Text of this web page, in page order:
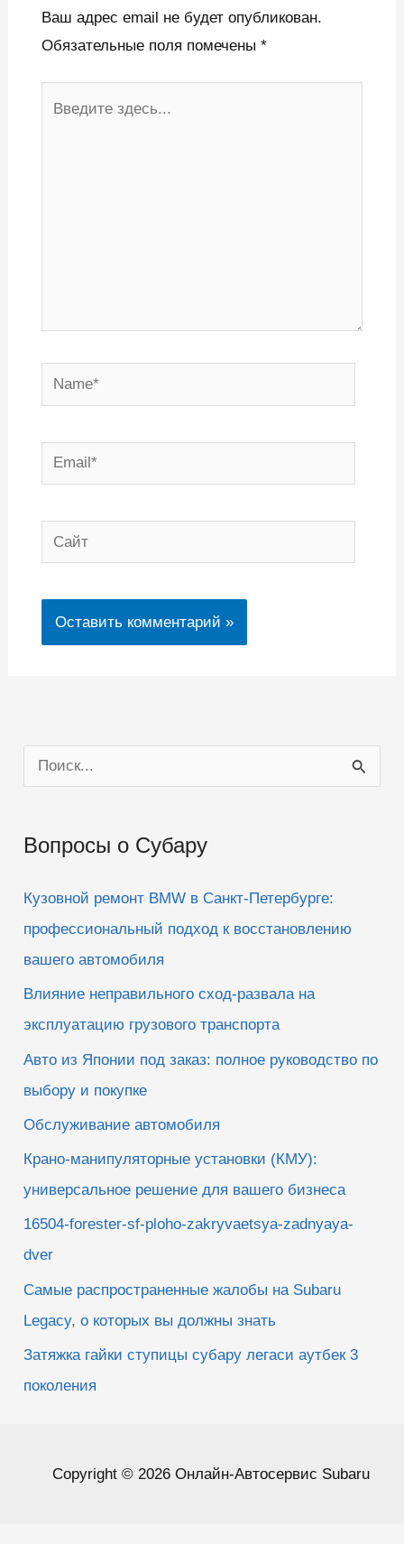
Ваш адрес email не будет опубликован.
Обязательные поля помечены *
Name*
Email*
Сайт
о
с
Вопросы о Субару
Кузовной ремонт BMW в Санкт-Петербурге:
профессиональный подход к восстановлению
вашего автомобиля
Влияние неправильного сход-развала на
эксплуатацию грузового транспорта
Авто из Японии под заказ: полное руководство по
выбору и покупке
Обслуживание автомобиля
Крано-манипуляторные установки (КМУ):
универсальное решение для вашего бизнеса
16504-forester-sf-ploho-zakryvaetsya-zadnyaya-
dver
Самые распространенные жалобы на Subaru
Legacy, о которых вы должны знать
Затяжка гайки ступицы субару легаси аутбек 3
поколения
Copyright © 2026 Онлайн-Автосервис Subaru